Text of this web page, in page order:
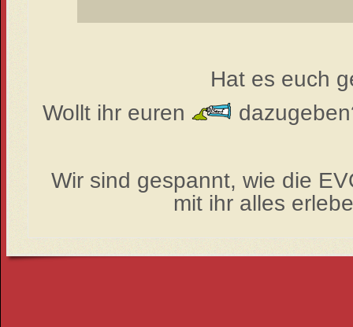
Hat es euch
Wollt ihr euren
Wir sind gespannt, wie die
mit ihr alles